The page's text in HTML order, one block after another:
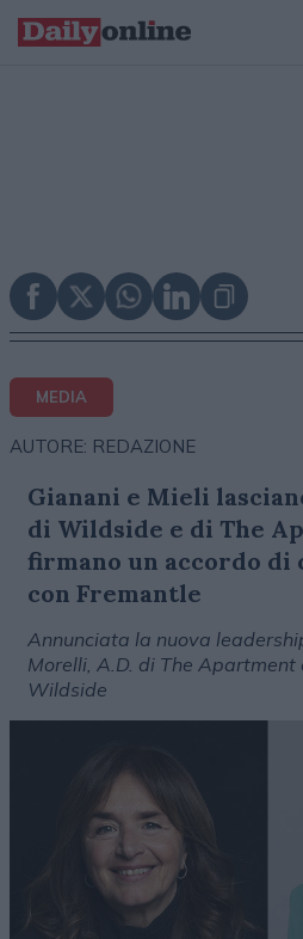
MEDIA
AUTORE: REDAZIONE
Gianani e Mieli
di Wildside e di The
firmano un accordo di
con Fremantle
Annunciata la nuova
Morelli, A.D. di The Apartment
Wildside